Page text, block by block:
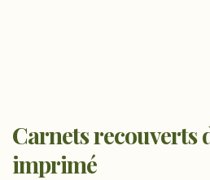
Carnets recouverts
imprimé